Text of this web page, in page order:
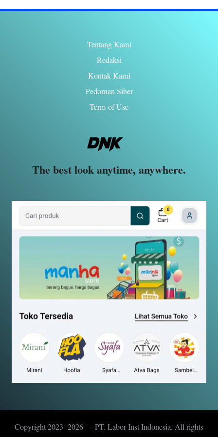
Tentang Kami
Redaksi
Kontak Kami
Pedoman Siber
Term of Use
The best look anytime, anywhere.
Copyright 2023 -2026 — PT. Labor Inst Indonesia. All rights